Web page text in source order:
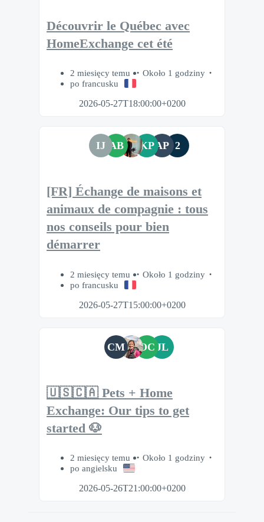
Découvrir le Québec avec
HomeExchange cet été
2 miesięcy temu
Około 1 godziny
po francusku
2026-05-27T18:00:00+0200
IJ AB KP AP 2
[FR] Échange de maisons et
animaux de compagnie : tous
nos conseils pour bien
démarrer
2 miesięcy temu
Około 1 godziny
po francusku
2026-05-27T15:00:00+0200
CM OC JL
🇺🇸🇨🇦 Pets + Home
Exchange: Our tips to get
started 🐶
2 miesięcy temu
Około 1 godziny
po angielsku
2026-05-26T21:00:00+0200